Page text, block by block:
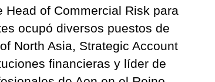
Head of Commercial Risk para
ocupó diversos puestos de
North Asia, Strategic Account
financieras y líder de